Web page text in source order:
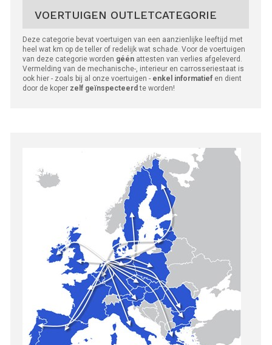
VOERTUIGEN OUTLETCATEGORIE
Deze categorie bevat voertuigen van een aanzienlijke leeftijd met
heel wat km op de teller of redelijk wat schade. Voor de voertuigen
van deze categorie worden géén attesten van verlies afgeleverd.
Vermelding van de mechanische-, interieur en carrosseriestaat is
ook hier - zoals bij al onze voertuigen - enkel informatief en dient
door de koper zelf geïnspecteerd te worden!